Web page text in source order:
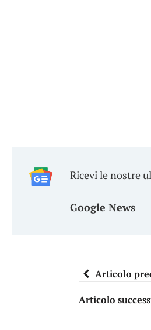
Ricevi le nostre
Google News
Articolo
Articolo